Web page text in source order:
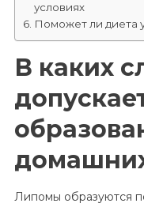
условиях
Поможет ли диета
В каких
Липомы образуются